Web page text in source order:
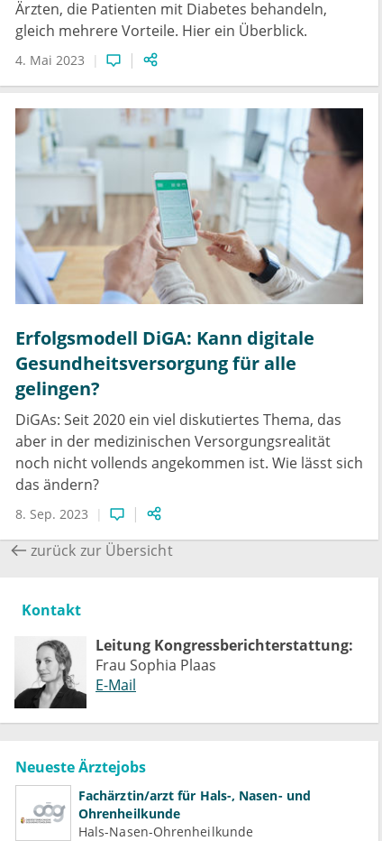
Ärzten, die Patienten mit Diabetes behandeln,
gleich mehrere Vorteile. Hier ein Überblick.
4. Mai 2023
Erfolgsmodell DiGA: Kann digitale
Gesundheitsversorgung für alle
gelingen?
DiGAs: Seit 2020 ein viel diskutiertes Thema, das
aber in der medizinischen Versorgungsrealität
noch nicht vollends angekommen ist. Wie lässt sich
das ändern?
8. Sep. 2023
zurück zur Übersicht
Kontakt
Leitung Kongressberichterstattung:
Frau Sophia Plaas
E-Mail
Neueste Ärztejobs
Fachärztin/arzt für Hals-, Nasen- und
Ohrenheilkunde
Hals-Nasen-Ohrenheilkunde